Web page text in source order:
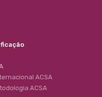
ACSA
ACSA